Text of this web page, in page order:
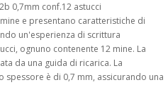
0,7mm conf.12 astucci
e presentano caratteristiche di
un'esperienza di scrittura
ognuno contenente 12 mine. La
da una guida di ricarica. La
spessore è di 0,7 mm, assicurando una